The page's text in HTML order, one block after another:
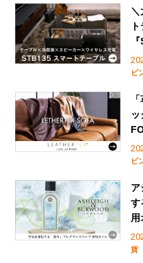
ビ
＼
ビ
貨
ア
す
用